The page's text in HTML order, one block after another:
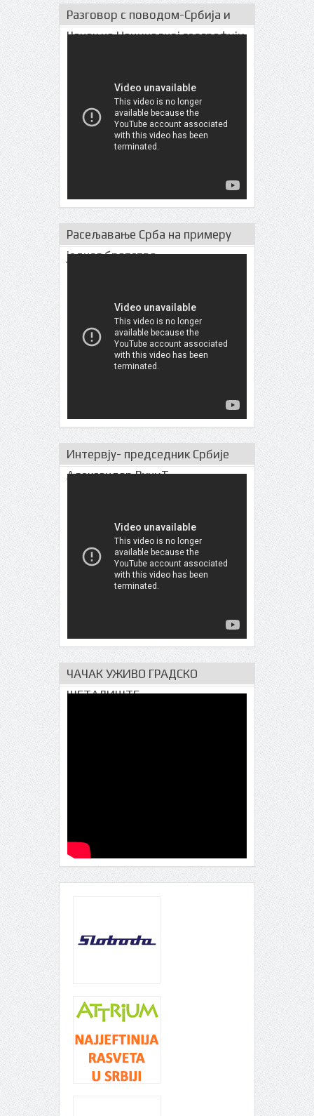
Разговор с поводом-Србија и
Чачак на Нациналној географији
Расељавање Срба на примеру
једног братства
Интервју- председник Србије
Александар ВучиЋ
ЧАЧАК УЖИВО ГРАДСКО
ШЕТАЛИШТЕ